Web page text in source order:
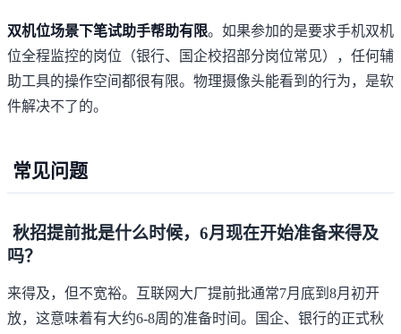
双机位场景下笔试助手帮助有限。如果参加的是要求手机双机
位全程监控的岗位（银行、国企校招部分岗位常见），任何辅
助工具的操作空间都很有限。物理摄像头能看到的行为，是软
件解决不了的。
常见问题
秋招提前批是什么时候，6月现在开始准备来得及
吗？
来得及，但不宽裕。互联网大厂提前批通常7月底到8月初开
放，这意味着有大约6-8周的准备时间。国企、银行的正式秋